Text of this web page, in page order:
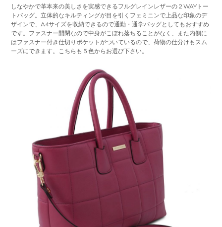
しなやかで革本来の美しさを実感できるフルグレインレザーの２WAYトー
トバッグ。立体的なキルティングが目を引くフェミニンで上品な印象のデ
ザインで、A4サイズを収納できるので通勤・通学バッグとしてもおすすめ
です。ファスナー開閉なので中身がこぼれ落ちることがなく、また内側に
はファスナー付き仕切りポケットがついているので、荷物の仕分けもスム
ーズにできます。こちらも５色からお選び下さい。